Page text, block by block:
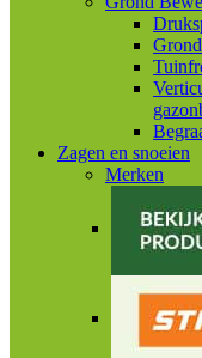
Zagen en snoeien
Merken